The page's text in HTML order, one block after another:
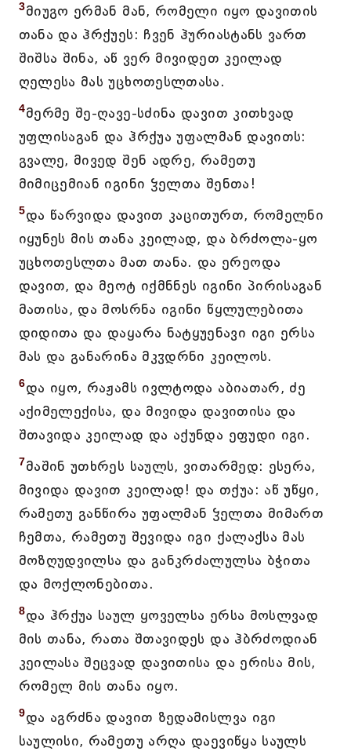
3მიუგო ერმან მან, რომელი იყო დავითის
თანა და ჰრქუეს: ჩვენ ჰურიასტანს ვართ
შიშსა შინა, აწ ვერ მივიდეთ კეილად
ღელესა მას უცხოთესლთასა.
4მერმე შე-ღავე-სძინა დავით კითხვად
უფლისაგან და ჰრქუა უფალმან დავითს:
გვალე, მივედ შენ ადრე, რამეთუ
მიმიცემიან იგინი ჴელთა შენთა!
5და წარვიდა დავით კაცითურთ, რომელნი
იყუნეს მის თანა კეილად, და ბრძოლა-ყო
უცხოთესლთა მათ თანა. და ერეოდა
დავით, და მეოტ იქმნნეს იგინი პირისაგან
მათისა, და მოსრნა იგინი წყლულებითა
დიდითა და დაყარა ნატყუენავი იგი ერსა
მას და განარინა მკჳდრნი კეილოს.
6და იყო, რაჟამს ივლტოდა აბიათარ, ძე
აქიმელექისა, და მივიდა დავითისა და
შთავიდა კეილად და აქუნდა ეფუდი იგი.
7მაშინ უთხრეს საულს, ვითარმედ: ესერა,
მივიდა დავით კეილად! და თქუა: აწ უწყი,
რამეთუ განწირა უფალმან ჴელთა მიმართ
ჩემთა, რამეთუ შევიდა იგი ქალაქსა მას
მოზღუდვილსა და განკრძალულსა ბჭითა
და მოქლონებითა.
8და ჰრქუა საულ ყოველსა ერსა მოსლვად
მის თანა, რათა შთავიდეს და ჰბრძოდიან
კეილასა შეცვად დავითისა და ერისა მის,
რომელ მის თანა იყო.
9და აგრძნა დავით ზედამისლვა იგი
საულისი, რამეთუ არღა დაევიწყა საულს